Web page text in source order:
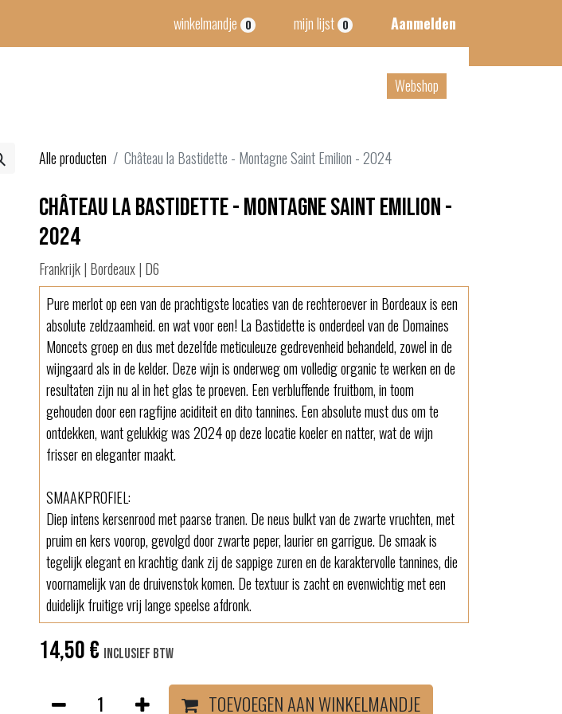
winkelmandje 0 mijn lijst 0 Aanmelden
Webshop
Alle producten Château la Bastidette - Montagne Saint Emilion - 2024
Château la Bastidette - Montagne Saint Emilion -
2024
Frankrijk | Bordeaux | D6
Pure merlot op een van de prachtigste locaties van de rechteroever in Bordeaux is een
absolute zeldzaamheid. en wat voor een! La Bastidette is onderdeel van de Domaines
Moncets groep en dus met dezelfde meticuleuze gedrevenheid behandeld, zowel in de
wijngaard als in de kelder. Deze wijn is onderweg om volledig organic te werken en de
resultaten zijn nu al in het glas te proeven. Een verbluffende fruitbom, in toom
gehouden door een ragfijne aciditeit en dito tannines. Een absolute must dus om te
ontdekken, want gelukkig was 2024 op deze locatie koeler en natter, wat de wijn
frisser en eleganter maakt.
SMAAKPROFIEL:
Diep intens kersenrood met paarse tranen. De neus bulkt van de zwarte vruchten, met
pruim en kers voorop, gevolgd door zwarte peper, laurier en garrigue. De smaak is
tegelijk elegant en krachtig dank zij de sappige zuren en de karaktervolle tannines, die
voornamelijk van de druivenstok komen. De textuur is zacht en evenwichtig met een
duidelijk fruitige vrij lange speelse afdronk.
14,50€ Inclusief btw
TOEVOEGEN AAN WINKELMANDJE